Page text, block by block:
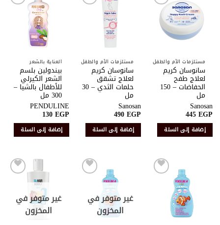
أضف
إلى
قائمة
الرغبات
مستلزمات الأم والطفل
سانوسان كريم
لعلاج طفح
الحفاضات – 150
مل
Sanosan
445EGP
إضافة إلى السلة
مستلزمات الأم والطفل
سانوسان كريم
لعلاج تشقق
حلمات الثدي – 30
مل
Sanosan
490EGP
إضافة إلى السلة
العناية بالشعر
بيندولين بلسم
الشعر الكيرلي
للأطفال بالشيا –
300 مل
PENDULINE
130EGP
إضافة إلى السلة
الرغبات
غير متوفر في
المخزون
الرغبات
غير متوفر في
المخزون